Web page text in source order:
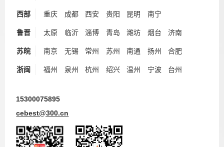
西部 重庆 成都 西安 贵阳 昆明 南宁
鲁晋 太原 临沂 淄博 青岛 潍坊 烟台 济南
苏皖 南京 无锡 常州 苏州 南通 扬州 合肥
浙闽 福州 泉州 杭州 绍兴 温州 宁波 台州
15300075895
cebest@300.cn